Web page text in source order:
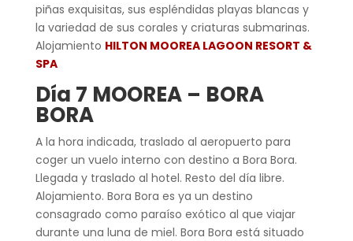
piñas exquisitas, sus espléndidas playas blancas y
la variedad de sus corales y criaturas submarinas.
Alojamiento HILTON MOOREA LAGOON RESORT &
SPA
Día 7 MOOREA – BORA
BORA
A la hora indicada, traslado al aeropuerto para
coger un vuelo interno con destino a Bora Bora.
Llegada y traslado al hotel. Resto del día libre.
Alojamiento. Bora Bora es ya un destino
consagrado como paraíso exótico al que viajar
durante una luna de miel. Bora Bora está situado